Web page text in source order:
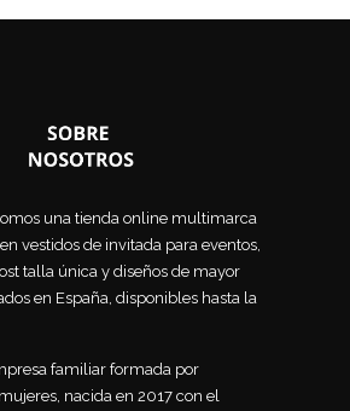
una tienda online multimarca
vestidos de invitada para eventos,
talla única y diseños de mayor
en España, disponibles hasta la
familiar formada por
nacida en 2017 con el